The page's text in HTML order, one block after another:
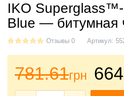
IKO
Blue — битумная
Отзывы 0 Артикул:
781.61грн